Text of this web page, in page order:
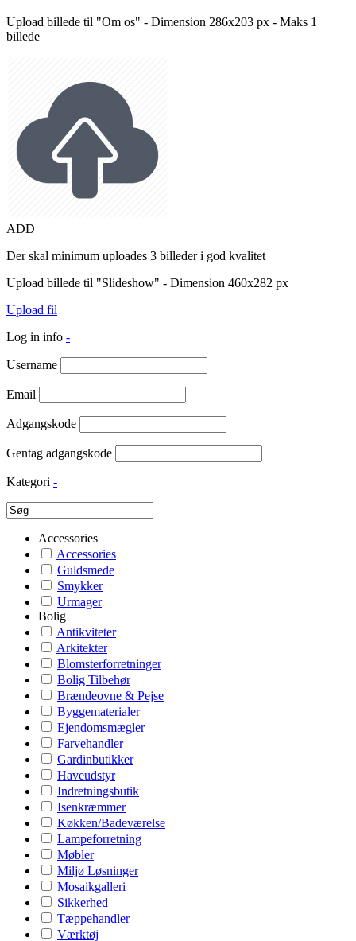
Upload billede til "Om os" - Dimension 286x203 px - Maks 1
billede
ADD
Der skal minimum uploades 3 billeder i god kvalitet
Upload billede til "Slideshow" - Dimension 460x282 px
Upload fil
Log in info -
Username
Email
Adgangskode
Gentag adgangskode
Kategori -
Accessories
Accessories
Guldsmede
Smykker
Urmager
Bolig
Antikviteter
Arkitekter
Blomsterforretninger
Bolig Tilbehør
Brændeovne & Pejse
Byggematerialer
Ejendomsmægler
Farvehandler
Gardinbutikker
Haveudstyr
Indretningsbutik
Isenkræmmer
Køkken/Badeværelse
Lampeforretning
Møbler
Miljø Løsninger
Mosaikgalleri
Sikkerhed
Tæppehandler
Værktøj